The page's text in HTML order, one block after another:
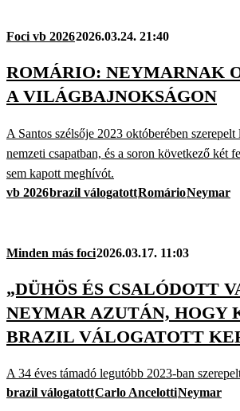
Foci vb 20262026.03.24. 21:40
ROMÁRIO: NEYMARNAK
A VILÁGBAJNOKSÁGON
A Santos szélsője 2023 októberében
nemzeti csapatban, és a soron következő két
sem kapott meghívót.
vb 2026brazil válogatottRomárioNeymar
Minden más foci2026.03.17. 11:03
„DÜHÖS ÉS CSALÓDOTT
NEYMAR AZUTÁN, HOGY
BRAZIL VÁLOGATOTT
A 34 éves támadó legutóbb 2023-ban
brazil válogatottCarlo AncelottiNeymar